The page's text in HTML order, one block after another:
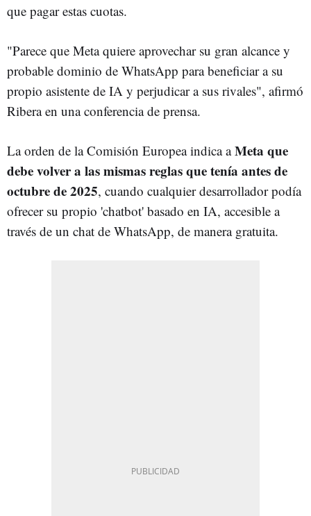
que pagar estas cuotas.
"Parece que Meta quiere aprovechar su gran alcance y
probable dominio de WhatsApp para beneficiar a su
propio asistente de IA y perjudicar a sus rivales", afirmó
Ribera en una conferencia de prensa.
La orden de la Comisión Europea indica aMeta que
debe volver a las mismas reglas que tenía antes de
octubre de 2025, cuando cualquier desarrollador podía
ofrecer su propio 'chatbot' basado en IA, accesible a
través de un chat de WhatsApp, de manera gratuita.